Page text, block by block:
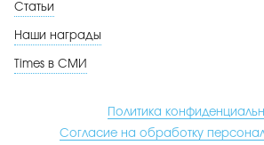
Статьи
Наши награды
Times в СМИ
Политика
Согласие на обработку